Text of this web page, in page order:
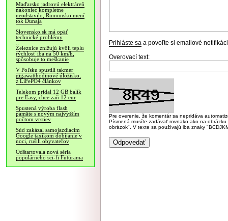
Maďarsko jadrovú elektráreň
nakoniec kompletne
neodstavilo, Rumunsko mení
tok Dunaja
Slovensko.sk má opäť
technické problémy
Železnice znižujú kvôli teplu
rýchlosť iba na 50 km/h,
spôsobuje to meškanie
V Poľsku spustili takmer
gigawatthodinové úložisko,
z LiFePO4 článkov
Telekom pridal 12 GB balík
pre Easy, chce zaň 12 eur
Spustená výroba flash
pamäte s novým najvyšším
počtom vrstiev
Súd zakázal samojazdiacim
Google taxíkom dobíjanie v
noci, rušili obyvateľov
Odštartovala nová séria
populárneho sci-fi Futurama
Prihláste sa a povoľte si emailové
Overovací text:
Pre overenie, že komentár sa nepridáva
Písmená musíte zadávať rovnako ako na
obrázok". V texte sa používajú iba znaky